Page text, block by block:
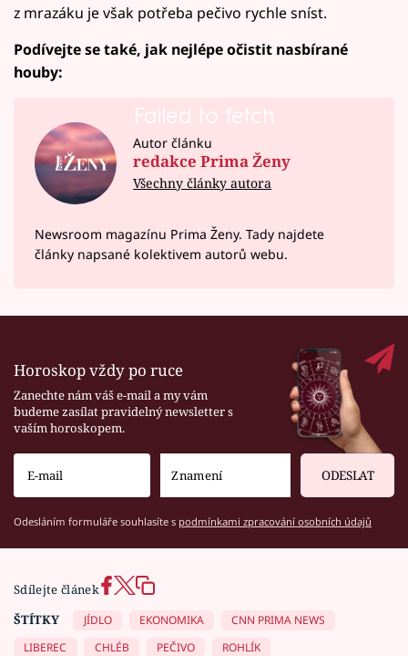
z mrazáku je však potřeba pečivo rychle sníst.
Podívejte se také, jak nejlépe očistit nasbírané
houby:
Failed to fetch
Autor článku
redakce Prima Ženy
Všechny články autora
Newsroom magazínu Prima Ženy. Tady najdete
články napsané kolektivem autorů webu.
Horoskop vždy po ruce
Zanechte nám váš e-mail a my vám
budeme zasílat pravidelný newsletter s
vaším horoskopem.
ODESLAT
Odesláním formuláře souhlasíte s podmínkami zpracování osobních údajů
Sdílejte článek
ŠTÍTKY
JÍDLO EKONOMIKA
CNN PRIMA NEWS
LIBEREC
CHLÉB PEČIVO ROHLÍK